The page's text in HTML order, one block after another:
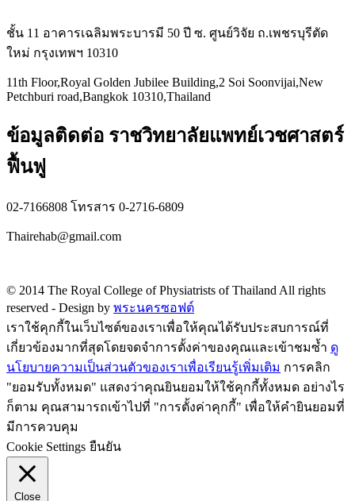
ชั้น 11 อาคารเฉลิมพระบารมี 50 ปี ซ. ศูนย์วิจัย ถ.เพชรบุรีตัด
ใหม่ กรุงเทพฯ 10310
11th Floor,Royal Golden Jubilee Building,2 Soi Soonvijai,New
Petchburi road,Bangkok 10310,Thailand
ข้อมูลติดต่อ ราชวิทยาลัยแพทย์เวชศาสตร์
ฟื้นฟู
02-7166808 โทรสาร 0-2716-6809
Thairehab@gmail.com
© 2014 The Royal College of Physiatrists of Thailand All rights
reserved - Design by พระนครซอฟต์
เราใช้คุกกี้ในเว็บไซต์ของเราเพื่อให้คุณได้รับประสบการณ์ที่
เกี่ยวข้องมากที่สุดโดยจดจำการตั้งค่าของคุณและเข้าชมซ้ำ ดู
นโยบายความเป็นส่วนตัวของเราเพื่อเรียนรู้เพิ่มเติม การคลิก
"ยอมรับทั้งหมด" แสดงว่าคุณยินยอมให้ใช้คุกกี้ทั้งหมด อย่างไร
ก็ตาม คุณสามารถเข้าไปที่ "การตั้งค่าคุกกี้" เพื่อให้คำยินยอมที่
มีการควบคุม
Cookie Settings ยืนยัน
Close